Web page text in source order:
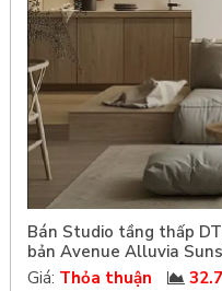
Bán Studio tầng thấp
bản Avenue Alluvia
Giá: Thỏa thuận